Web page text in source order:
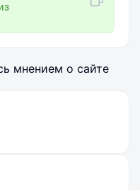
мнением о сайте